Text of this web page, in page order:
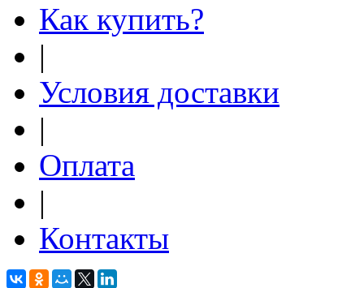
Как купить?
|
Условия доставки
|
Оплата
|
Контакты